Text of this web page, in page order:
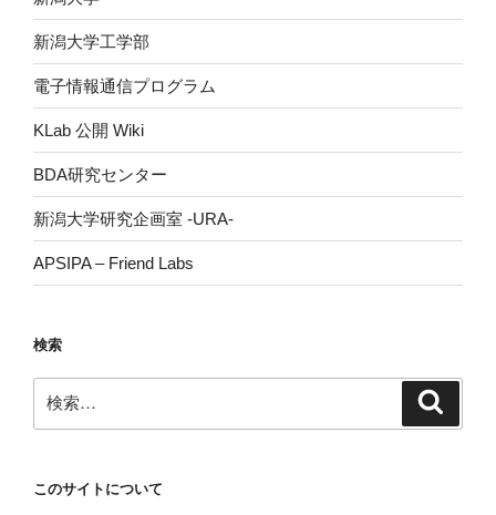
新潟大学工学部
電子情報通信プログラム
KLab 公開 Wiki
BDA研究センター
新潟大学研究企画室 -URA-
APSIPA – Friend Labs
検索
検
索:
このサイトについて